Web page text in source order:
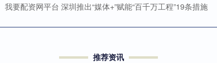
我要配资网平台 深圳推出“媒体+”赋能“百千万工程”19条措施
推荐资讯